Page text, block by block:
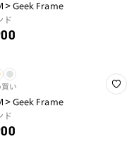
＞Geek Frame
ド
買い
＞Geek Frame
ド